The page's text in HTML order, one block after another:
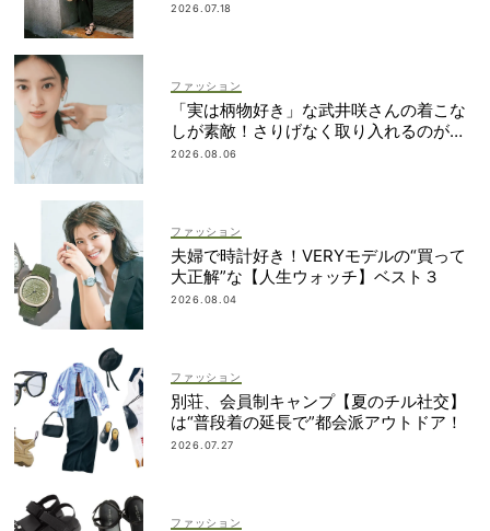
2026.07.18
ファッション
「実は柄物好き」な武井咲さんの着こな
しが素敵！さりげなく取り入れるのが気
分
2026.08.06
ファッション
夫婦で時計好き！VERYモデルの“買って
大正解”な【人生ウォッチ】ベスト３
2026.08.04
ファッション
別荘、会員制キャンプ【夏のチル社交】
は“普段着の延長で”都会派アウトドア！
2026.07.27
ファッション